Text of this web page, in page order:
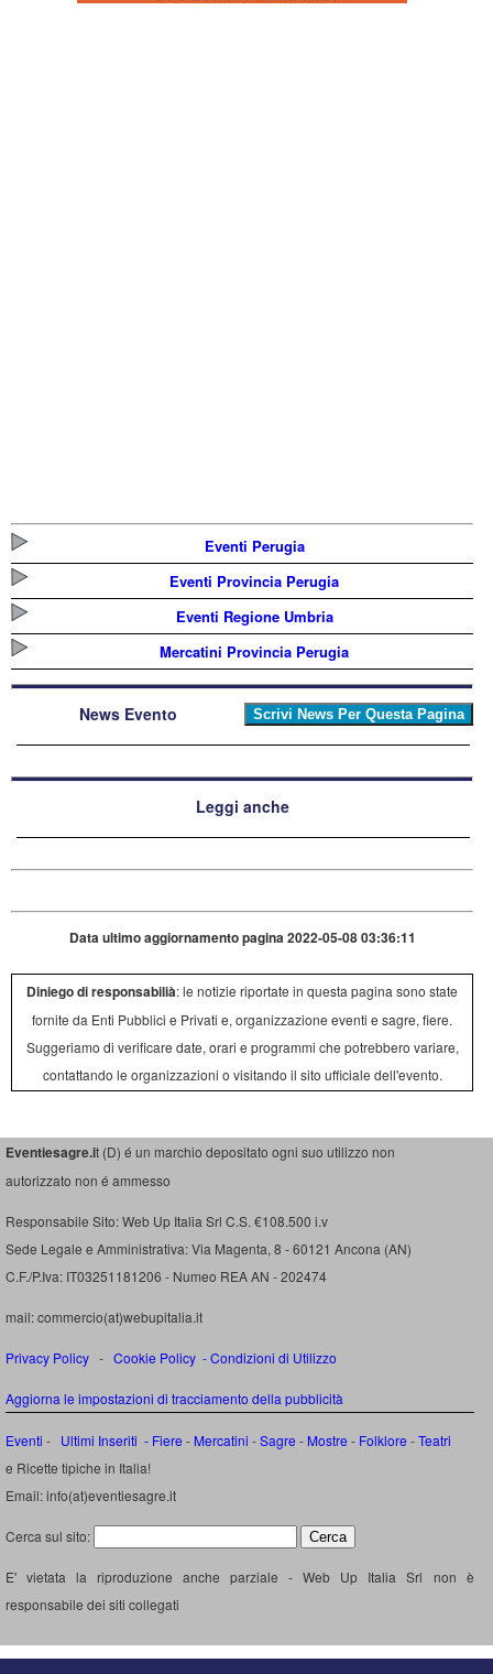
Eventi Perugia
Eventi Provincia Perugia
Eventi Regione Umbria
Mercatini Provincia Perugia
News Evento
Leggi anche
Data ultimo aggiornamento pagina 2022-05-08 03:36:11
Diniego di responsabilià: le notizie riportate in questa pagina sono state
fornite da Enti Pubblici e Privati e, organizzazione eventi e sagre, fiere.
Suggeriamo di verificare date, orari e programmi che potrebbero variare,
contattando le organizzazioni o visitando il sito ufficiale dell'evento.
Eventiesagre.it (D) é un marchio depositato ogni suo utilizzo non
autorizzato non é ammesso
Responsabile Sito: Web Up Italia Srl C.S. €108.500 i.v
Sede Legale e Amministrativa: Via Magenta, 8 - 60121 Ancona (AN)
C.F./P.Iva: IT03251181206 - Numeo REA AN - 202474
mail: commercio(at)webupitalia.it
Privacy Policy - Cookie Policy -Condizioni di Utilizzo
Aggiorna le impostazioni di tracciamento della pubblicità
Eventi - Ultimi Inseriti - Fiere - Mercatini -Sagre - Mostre - Folklore -Teatri
e Ricette tipiche in Italia!
Email: info(at)eventiesagre.it
Cerca sul sito:
E' vietata la riproduzione anche parziale - Web Up Italia Srl non è
responsabile dei siti collegati